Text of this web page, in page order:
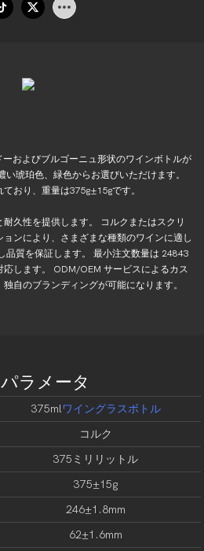
およびブルゴーニュ形状のワインボトルが
琥珀色、緑色からお選びいただけます。
おり、重量は375g±15gです。
久性を提供します。 コルクまたはスクリ
ンにより、さまざまな種類のワインに適し
品質を保証します。 最小注文数量は 24843
します。 ODM/OEM サービスによるカス
自のブランディングが可能になります。
ラメータ
375mlワイングラスボトル
コルク
375ミリリットル
375±15g
246±1.8mm
62±1.6mm